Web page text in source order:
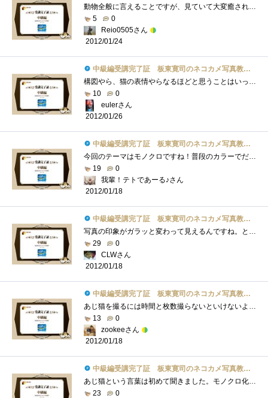
動物全般に言えることですが、見ていて大変癒されます。飼える動物の中でトップクラスの愛嬌のネコを色々な角度、色々な人の視点、色々なシ�...
5
0
Reio0505さん
2012/01/24
中級編受講完了証 板東寛司のネコカメ写真教室パート2
構図やら、猫の表情やらなるほどと思うことはいっぱいです。さらにモノクロなんてへたっぴ～な私が作ったら味気も何もない仕上がりになりそ�...
10
0
eulerさん
2012/01/26
中級編受講完了証 板東寛司のネコカメ写真教室パート2
今回のテーマはモノクロですね！普段のカラーでだせない味わいがあって素敵です♪ネコさんかわいい！！！ちなみに今回の画像はたまたま通り�...
19
0
我輩！テトであーる♪さん
2012/01/18
中級編受講完了証 板東寛司のネコカメ写真教室パート2
写真の印象がガラッと変わって見えるんですね。とても良いと感じました。同じことを、風景や人物で試してみるのも良いかもしれませんね。私�...
29
0
CLWさん
2012/01/18
中級編受講完了証 板東寛司のネコカメ写真教室パート2
あじ猫を撮るには時間と枚数撮らないといけないような感じですね。モノクロ写真は絵画的でいいですね。カラーが当たり前の今では逆に新鮮に�...
13
0
zookeeさん
2012/01/18
中級編受講完了証 板東寛司のネコカメ写真教室パート2
あじ猫という言葉は初めて聞きました。モノクロ化も単純にモノクロに変更するだけではなくてコントラストを調整したりと猫の表情を引きたて�...
23
0